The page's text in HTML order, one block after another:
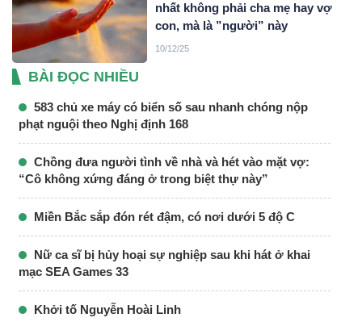
nhất không phải cha mẹ hay vợ
con, mà là ”người” này
10/12/25
BÀI ĐỌC NHIỀU
583 chủ xe máy có biển số sau nhanh chóng nộp
phạt nguội theo Nghị định 168
Chồng đưa người tình về nhà và hét vào mặt vợ:
“Cô không xứng đáng ở trong biệt thự này”
Miền Bắc sắp đón rét đậm, có nơi dưới 5 độ C
Nữ ca sĩ bị hủy hoại sự nghiệp sau khi hát ở khai
mạc SEA Games 33
Khởi tố Nguyễn Hoài Linh